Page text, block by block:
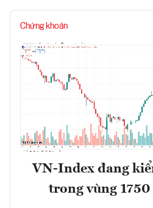
Chứng khoán
VN-Index đang
trong vùng 1750